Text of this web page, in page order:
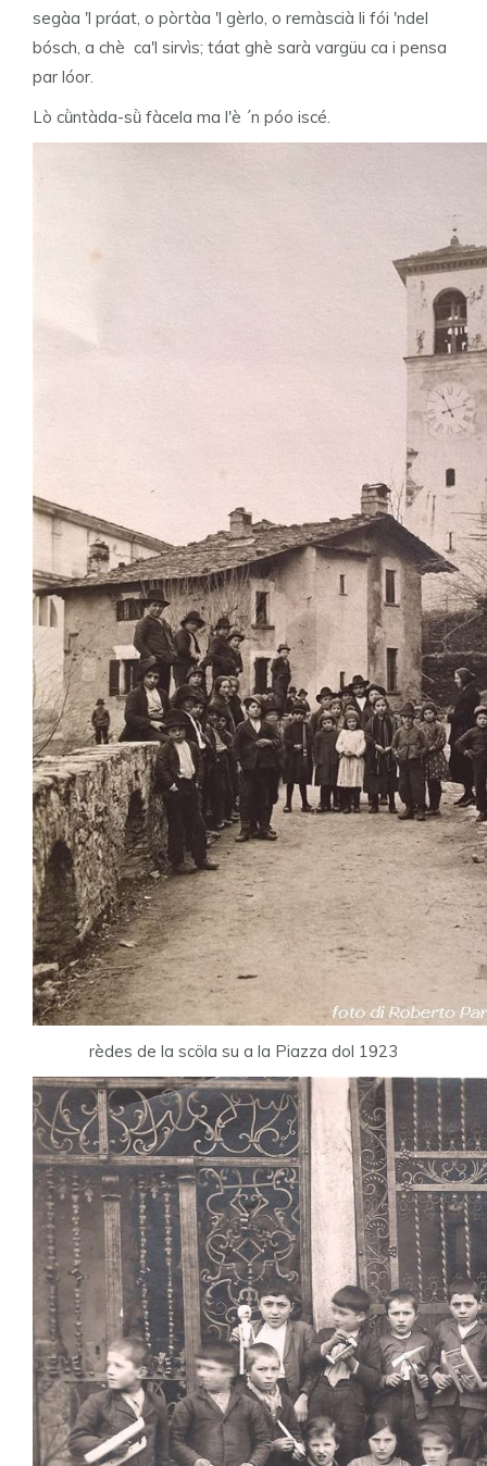
segàa 'l práat, o pòrtàa 'l gèrlo, o remàscià li fói 'ndel
bósch, a chè ca'l sirvìs; táat ghè sarà vargüu ca i pensa
par lóor.
Lò cǜntàda-sǜ fàcela ma l'è ´n póo iscé.
rèdes de la scöla su a la Piazza dol 1923